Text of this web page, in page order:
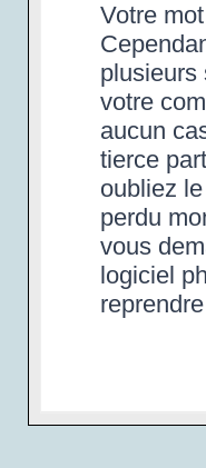
Votre
plusieurs
votre
aucun
tierce
oubliez
perdu
vous
logiciel